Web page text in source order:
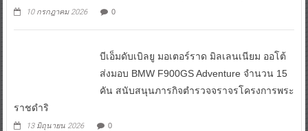
10 กรกฎาคม 2026 0
บีเอ็มดับเบิลยู มอเตอร์ราด มิลเลนเนียม ออโต้
ส่งมอบ BMW F900GS Adventure จำนวน 15
คัน สนับสนุนภารกิจตำรวจจราจรโครงการพระ
ราชดำริ
13 มิถุนายน 2026 0